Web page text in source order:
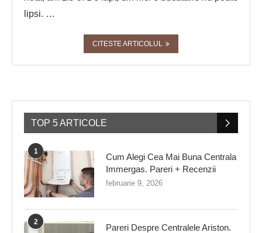
lipsi. …
CITESTE ARTICOLUL
TOP 5 ARTICOLE
1
Cum Alegi Cea Mai Buna Centrala
Immergas. Pareri + Recenzii
februarie 9, 2026
2
Pareri Despre Centralele Ariston.